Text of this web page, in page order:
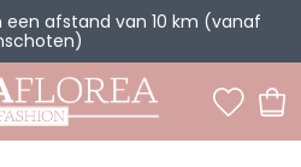
een afstand van 10 km (vanaf